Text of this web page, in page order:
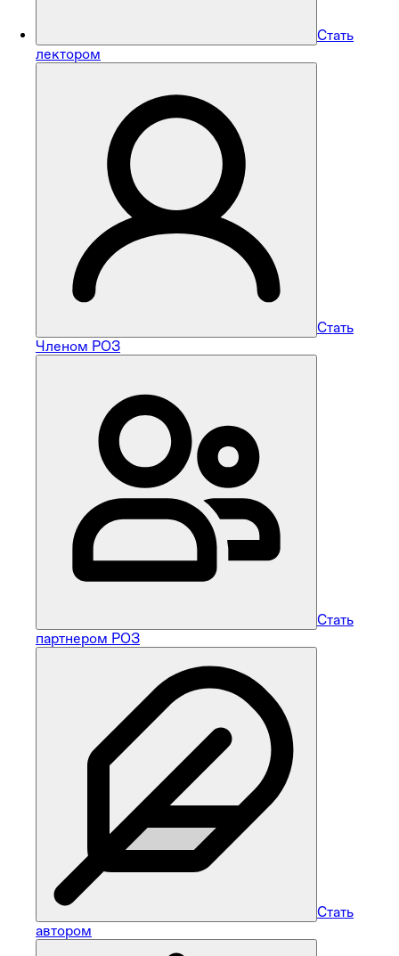
Стать
лектором
Стать
Членом РОЗ
Стать
партнером РОЗ
Стать
автором